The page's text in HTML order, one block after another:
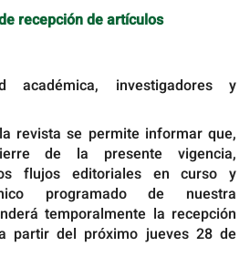
recepción de artículos
académica, investigadores y
revista se permite informar que,
de la presente vigencia,
flujos editoriales en curso y
programado de nuestra
temporalmente la recepción
partir del próximo jueves 28 de